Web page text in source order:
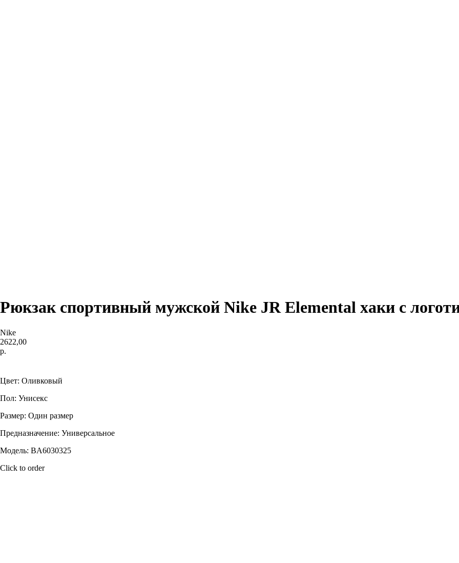
Рюкзак спортивный мужской Nike JR Elemental хаки с
Nike
2622,00
р.
Цвет: Оливковый
Пол: Унисекс
Размер: Один размер
Предназначение: Универсальное
Модель: BA6030325
Click to order